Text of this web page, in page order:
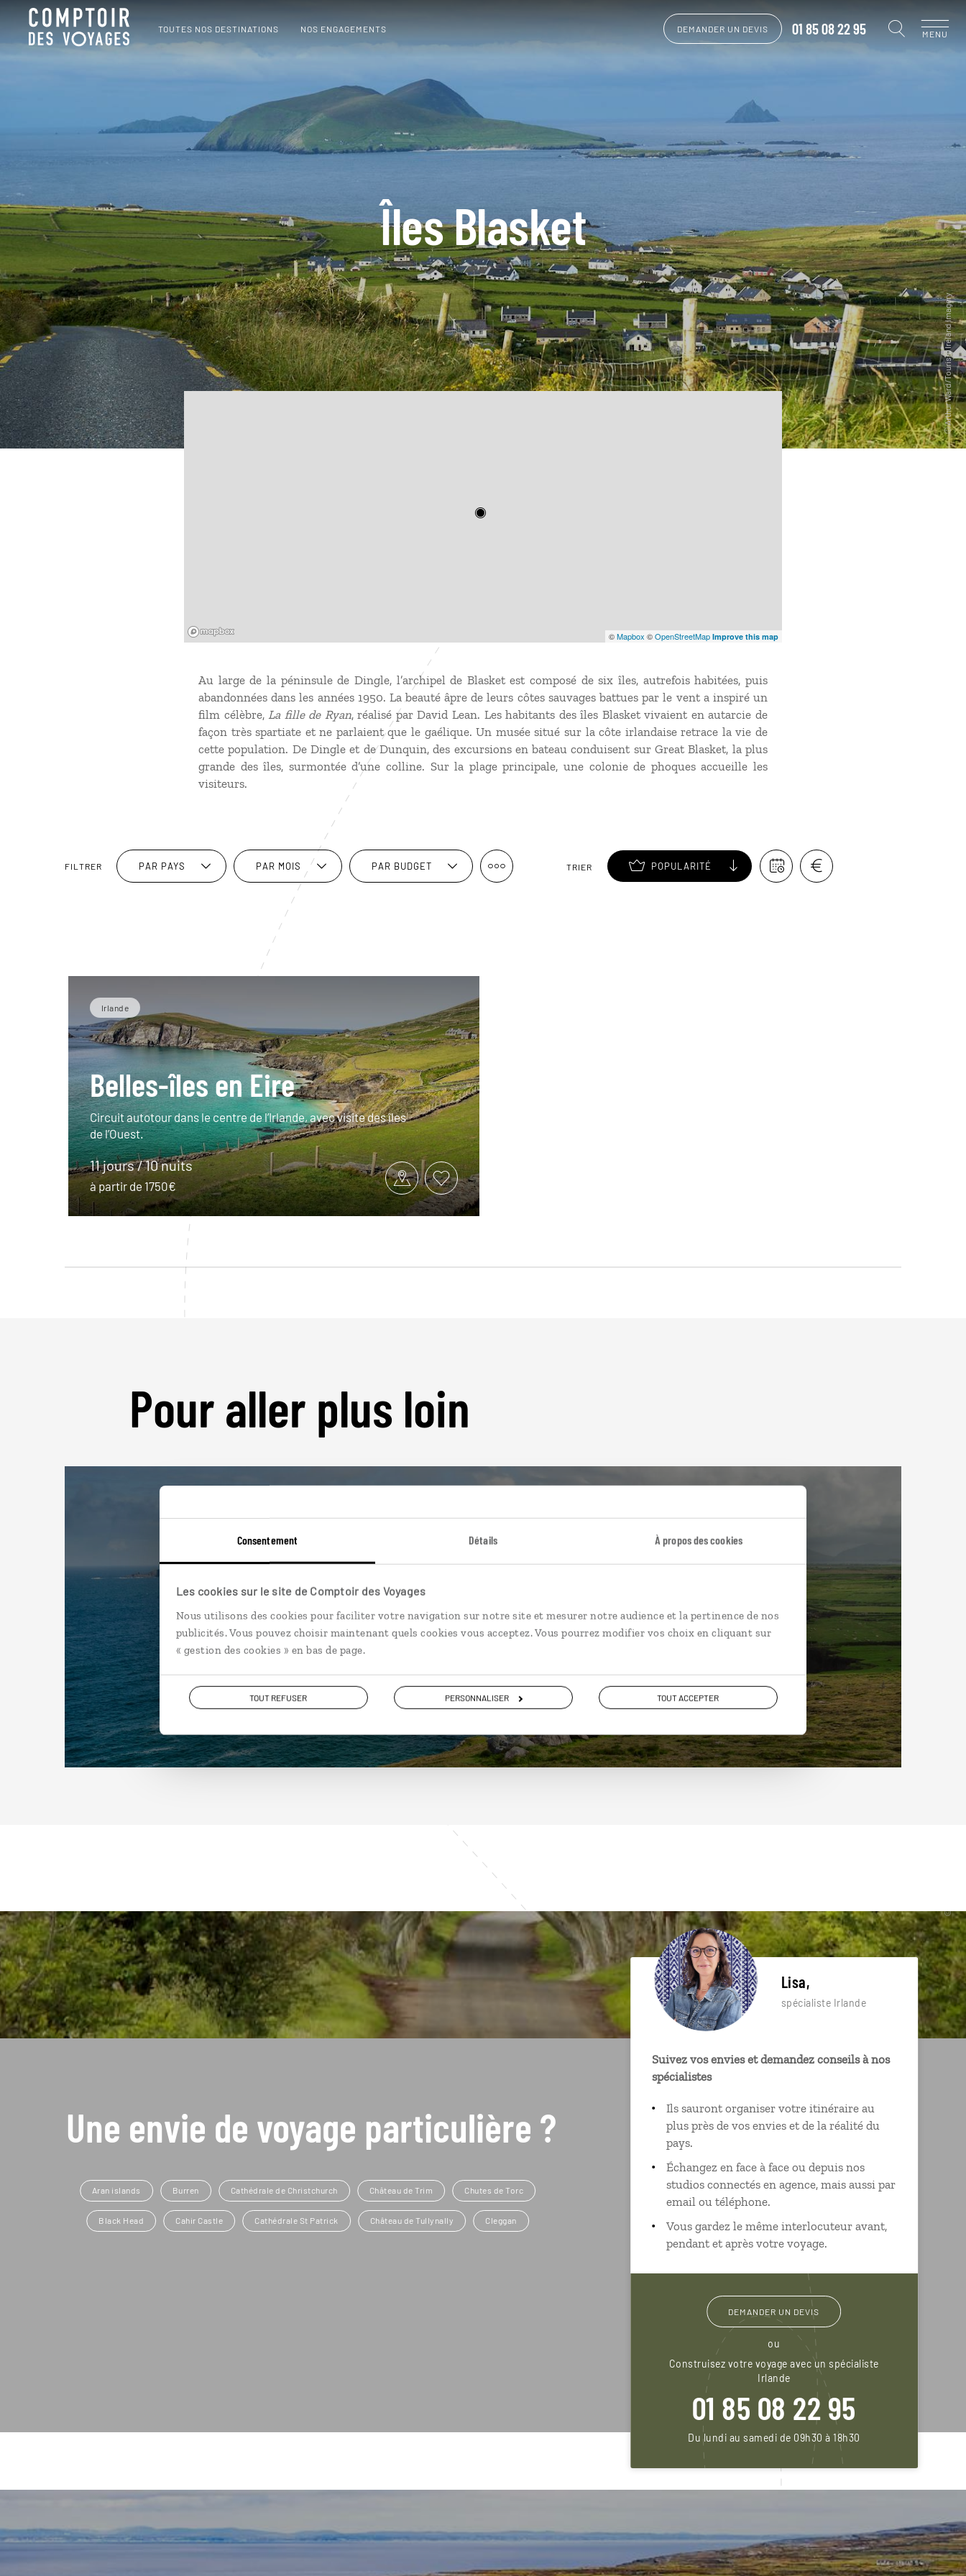
Consentement Détails À propos des cookies
Les cookies sur le site de Comptoir des Voyages
Nous utilisons des cookies pour faciliter votre navigation sur notre site et mesurer notre audience et la pertinence de nos
publicités. Vous pouvez choisir maintenant quels cookies vous acceptez. Vous pourrez modifier vos choix en cliquant sur
« gestion des cookies » en bas de page.
TOUT REFUSER PERSONNALISER TOUT ACCEPTER
TOUTES NOS DESTINATIONS NOS ENGAGEMENTS DEMANDER UN DEVIS 01 85 08 22 95 MENU
Îles Blasket
©Mapbox ©OpenStreetMap Improve this map
Au large de la péninsule de Dingle, l’archipel de Blasket est composé de six îles, autrefois habitées, puis
abandonnées dans les années 1950. La beauté âpre de leurs côtes sauvages battues par le vent a inspiré un
film célèbre, La fille de Ryan, réalisé par David Lean. Les habitants des îles Blasket vivaient en autarcie de
façon très spartiate et ne parlaient que le gaélique. Un musée situé sur la côte irlandaise retrace la vie de
cette population. De Dingle et de Dunquin, des excursions en bateau conduisent sur Great Blasket, la plus
grande des îles, surmontée d’une colline. Sur la plage principale, une colonie de phoques accueille les
visiteurs.
FILTRER PAR PAYS PAR MOIS PAR BUDGET TRIER POPULARITÉ
Irlande
Belles-îles en Eire
Circuit autotour dans le centre de l’Irlande, avec visite des îles
de l’Ouest.
11 jours / 10 nuits
à partir de 1750€
Pour aller plus loin
Nos 12 idées de voyage
Irlande
DÉCOUVRIR
Une envie de voyage particulière ?
Aran islands Burren Cathédrale de Christchurch Château de Trim Chutes de Torc
Black Head Cahir Castle Cathédrale St Patrick Château de Tullynally Cleggan
Lisa,
spécialiste Irlande
Suivez vos envies et demandez conseils à nos
spécialistes
Ils sauront organiser votre itinéraire au
plus près de vos envies et de la réalité du
pays.
Échangez en face à face ou depuis nos
studios connectés en agence, mais aussi par
email ou téléphone.
Vous gardez le même interlocuteur avant,
pendant et après votre voyage.
DEMANDER UN DEVIS
ou
Construisez votre voyage avec un spécialiste
Irlande
01 85 08 22 95
Du lundi au samedi de 09h30 à 18h30